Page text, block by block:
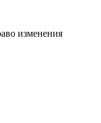
изменения